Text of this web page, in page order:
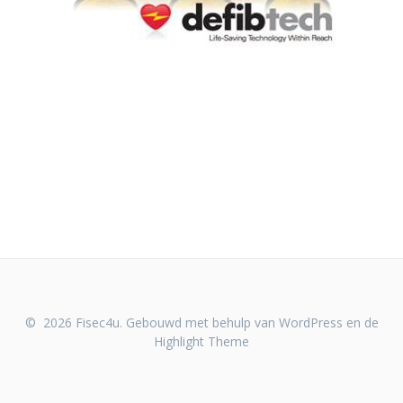
© 2026 Fisec4u. Gebouwd met behulp van WordPress en de
Highlight Theme